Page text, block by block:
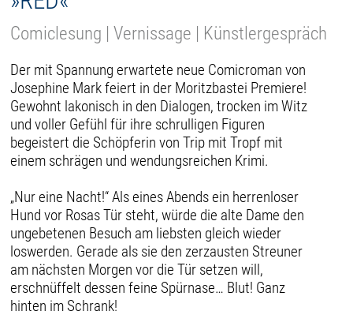
Comiclesung | Vernissage | Künstlergespräch
Der mit Spannung erwartete neue Comicroman von
Josephine Mark feiert in der Moritzbastei Premiere!
Gewohnt lakonisch in den Dialogen, trocken im Witz
und voller Gefühl für ihre schrulligen Figuren
begeistert die Schöpferin von Trip mit Tropf mit
einem schrägen und wendungsreichen Krimi.
„Nur eine Nacht!“ Als eines Abends ein herrenloser
Hund vor Rosas Tür steht, würde die alte Dame den
ungebetenen Besuch am liebsten gleich wieder
loswerden. Gerade als sie den zerzausten Streuner
am nächsten Morgen vor die Tür setzen will,
erschnüffelt dessen feine Spürnase… Blut! Ganz
hinten im Schrank!